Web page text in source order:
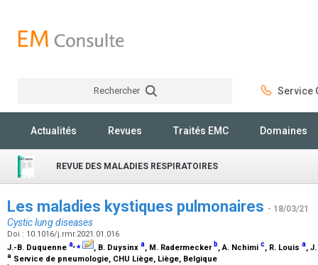
Rechercher Service
Actualités Revues Traités EMC Domaines
REVUE DES MALADIES RESPIRATOIRES
Les maladies kystiques pulmonaires - 18/03/21
Cystic lung diseases
Doi : 10.1016/j.rmr.2021.01.016
J.-B. Duquenne a,⁎ , B. Duysinx a, M. Radermecker b, A. Nchimi c, R. Louis a,
a Service de pneumologie, CHU Liège, Liège, Belgique